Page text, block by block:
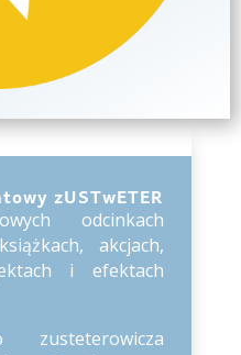
zUSTwETER
odcinkach
akcjach,
i efektach